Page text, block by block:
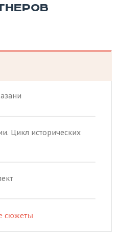
Цикл исторических
сюжеты